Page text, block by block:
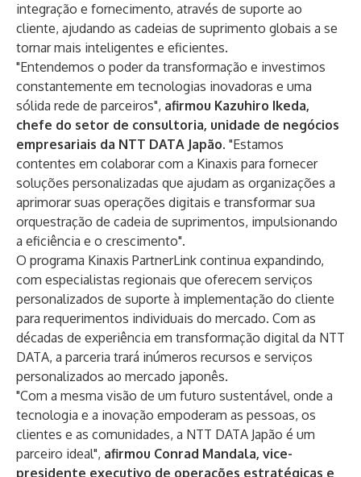
integração e fornecimento, através de suporte ao
cliente, ajudando as cadeias de suprimento globais a se
tornar mais inteligentes e eficientes.
"Entendemos o poder da transformação e investimos
constantemente em tecnologias inovadoras e uma
sólida rede de parceiros", afirmou Kazuhiro Ikeda,
chefe do setor de consultoria, unidade de negócios
empresariais da NTT DATA Japão. "Estamos
contentes em colaborar com a Kinaxis para fornecer
soluções personalizadas que ajudam as organizações a
aprimorar suas operações digitais e transformar sua
orquestração de cadeia de suprimentos, impulsionando
a eficiência e o crescimento".
O programa Kinaxis PartnerLink continua expandindo,
com especialistas regionais que oferecem serviços
personalizados de suporte à implementação do cliente
para requerimentos individuais do mercado. Com as
décadas de experiência em transformação digital da NTT
DATA, a parceria trará inúmeros recursos e serviços
personalizados ao mercado japonês.
"Com a mesma visão de um futuro sustentável, onde a
tecnologia e a inovação empoderam as pessoas, os
clientes e as comunidades, a NTT DATA Japão é um
parceiro ideal", afirmou Conrad Mandala, vice-
presidente executivo de operações estratégicas e